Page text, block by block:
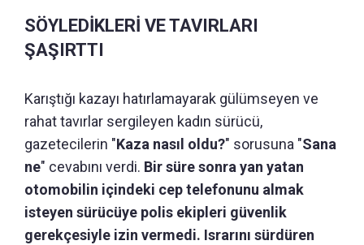
SÖYLEDİKLERİ VE TAVIRLARI
ŞAŞIRTTI
Karıştığı kazayı hatırlamayarak gülümseyen ve
rahat tavırlar sergileyen kadın sürücü,
gazetecilerin "Kaza nasıl oldu?" sorusuna "Sana
ne" cevabını verdi. Bir süre sonra yan yatan
otomobilin içindeki cep telefonunu almak
isteyen sürücüye polis ekipleri güvenlik
gerekçesiyle izin vermedi. Israrını sürdüren